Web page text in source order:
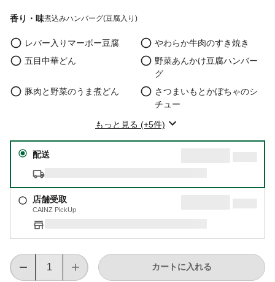
香り・味煮込みハンバーグ(豆腐入り)
レバー入りマーボー豆腐
やわらか牛肉のすき焼き
五目中華どん
野菜あんかけ豆腐ハンバー
グ
豚肉と野菜のうま煮どん
さつまいもとかぼちゃのシ
チュー
もっと見る (+5件)
配送
店舗受取
CAINZ PickUp
カートに入れる